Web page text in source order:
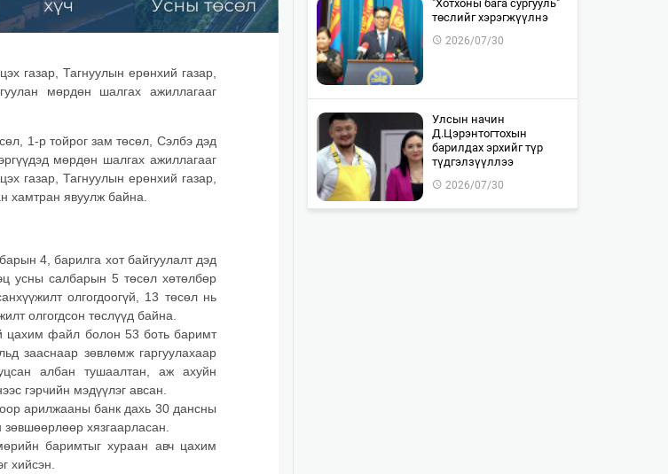
газар, Тагнуулын ерөнхий газар,
мөрдөн шалгах ажиллагааг
1-р тойрог зам төсөл, Сэлбэ дэд
мөрдөн шалгах ажиллагааг
газар, Тагнуулын ерөнхий газар,
хамтран явуулж байна.
4, барилга хот байгуулалт дэд
усны салбарын 5 төсөл хөтөлбөр
олгогдоогүй, 13 төсөл нь
олгогдсон төслүүд байна.
цахим файл болон 53 боть баримт
зааснаар зөвлөмж гаргуулахаар
албан тушаалтан, аж ахуйн
гэрчийн мэдүүлэг авсан.
арилжааны банк дахь 30 дансны
зөвшөөрлөөр хязгаарласан.
баримтыг хураан авч цахим
хийсэн.
"Хотхоны бага сургууль"
төслийг хэрэгжүүлнэ
2026/07/30
Улсын начин
Д.Цэрэнтогтохын
барилдах эрхийг түр
түдгэлзүүллээ
2026/07/30